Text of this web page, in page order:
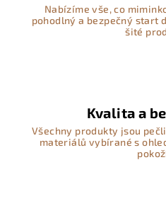
Nabízíme vše, co
pohodlný a bezpečný start
šité
Kvalita a
Všechny produkty jsou
materiálů vybírané s